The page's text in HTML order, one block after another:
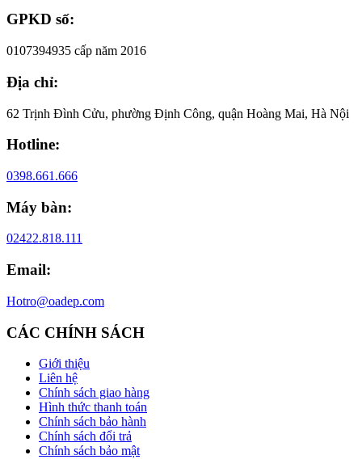
GPKD số:
0107394935 cấp năm 2016
Địa chỉ:
62 Trịnh Đình Cửu, phường Định Công, quận Hoàng Mai, Hà Nội
Hotline:
0398.661.666
Máy bàn:
02422.818.111
Email:
Hotro@oadep.com
CÁC CHÍNH SÁCH
Giới thiệu
Liên hệ
Chính sách giao hàng
Hình thức thanh toán
Chính sách bảo hành
Chính sách đổi trả
Chính sách bảo mật